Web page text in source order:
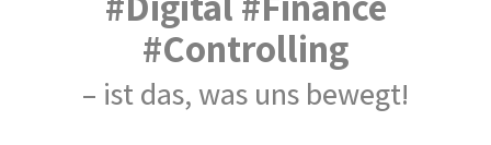
#Controlling
– ist das, was uns bewegt!